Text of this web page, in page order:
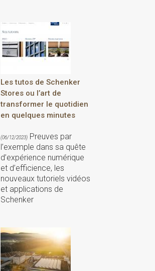
Les tutos de Schenker
Stores ou l’art de
transformer le quotidien
en quelques minutes
(06/12/2023) Preuves par
l’exemple dans sa quête
d’expérience numérique
et d’efficience, les
nouveaux tutoriels vidéos
et applications de
Schenker